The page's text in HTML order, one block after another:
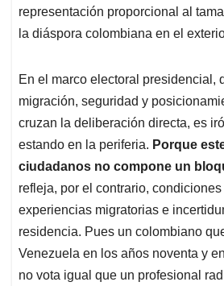
representación proporcional al
la diáspora colombiana en el
En el marco electoral presidencial,
migración, seguridad y
cruzan la deliberación directa, es
estando en la periferia. Porque
ciudadanos no compone un
refleja, por el contrario,
experiencias migratorias e
residencia. Pues un colombiano
Venezuela en los años noventa y
no vota igual que un profesional